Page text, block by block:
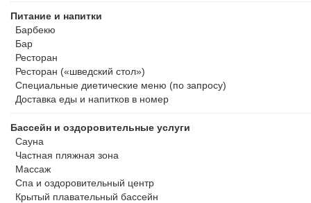
Питание и напитки
Барбекю
Бар
Ресторан
Ресторан («шведский стол»)
Специальные диетические меню (по запросу)
Доставка еды и напитков в номер
Бассейн и оздоровительные услуги
Сауна
Частная пляжная зона
Массаж
Спа и оздоровительный центр
Крытый плавательный бассейн